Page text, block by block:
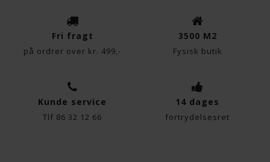
Fri fragt
på ordrer over kr. 499,-
3500 M2
Fysisk butik
Kunde service
Tlf 86 32 12 66
14 dages
fortrydelsesret